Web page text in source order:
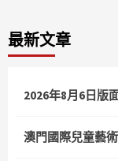
最新文章
2026年8月6日版
澳門國際兒童藝